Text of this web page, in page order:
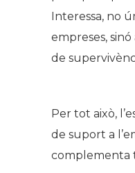
Interessa, no
empreses,
de
Per tot això,
de suport a
complementa